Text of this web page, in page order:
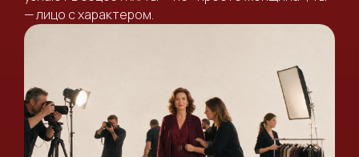
— лицо с характером.